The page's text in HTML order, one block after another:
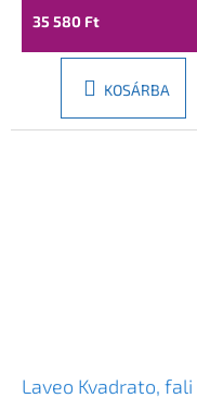
35 580 Ft
KOSÁRBA
Laveo Kvadrato, fali